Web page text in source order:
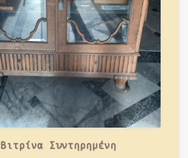
Βιτρίνα Συντηρημένη